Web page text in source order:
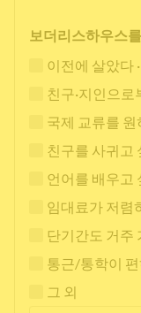
보더리스하우스
이전에 살았다
친구·지인으로
국제 교류를 원
친구를 사귀고
언어를 배우고
임대료가 저렴
단기간도 거주
통근/통학이
그 외